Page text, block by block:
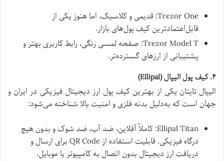
Trezor One: قدیمی و کلاسیک، اما هنوز یکی از
قابل‌اعتمادترین کیف پول‌های بازار.
Trezor Model T: صفحه لمسی رنگی، رابط کاربری بهتر و
پشتیبانی از ارز‌های گسترده‌تر.
۴. کیف پول الیپال (Ellipal)
الیپال تایتان یکی از بهترین کیف پول ارز دیجیتال فیزیکی در ایران و
جهان است که به‌دلیل بدنه فلزی و امنیت بالا شناخته می‌شود:
Ellipal Titan: کاملاً آفلاین، ضد آب، ضد شوک و بدون هیچ
درگاه فیزیکی. قابلیت استفاده از QR Code برای ارسال و
دریافت ارز دیجیتال بدون اتصال به کامپیوتر یا موبایل.